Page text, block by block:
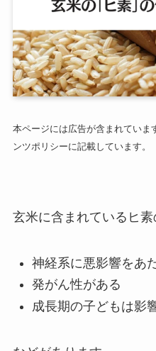
本ページには広告が含まれていま
ンツポリシーに記載しています。
玄米に含まれているヒ素
神経系に悪影響をあ
発がん性がある
成長期の子どもは影